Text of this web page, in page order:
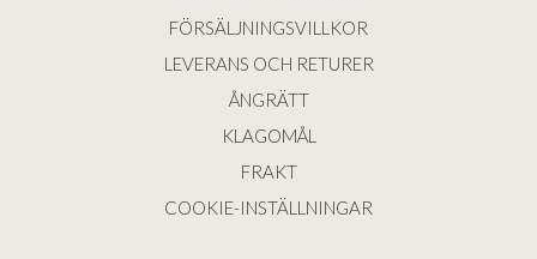
FÖRSÄLJNINGSVILLKOR
LEVERANS OCH RETURER
ÅNGRÄTT
KLAGOMÅL
FRAKT
COOKIE-INSTÄLLNINGAR